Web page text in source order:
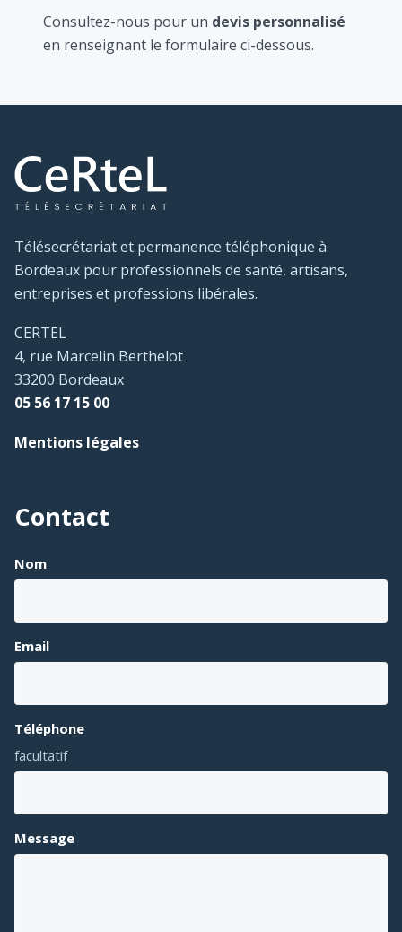
Consultez-nous pour un devis personnalisé
en renseignant le formulaire ci-dessous.
Télésecrétariat et permanence téléphonique à
Bordeaux pour professionnels de santé, artisans,
entreprises et professions libérales.
CERTEL
4, rue Marcelin Berthelot
33200 Bordeaux
05 56 17 15 00
Mentions légales
Contact
Nom
Email
Téléphone
facultatif
Message